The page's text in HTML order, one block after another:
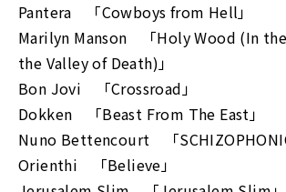
Pantera 「Cowboys from Hell」
Marilyn Manson 「Holy Wood (In
the Valley of Death)」
Bon Jovi 「Crossroad」
Dokken 「Beast From The East」
Nuno Bettencourt 「
Orienthi 「Believe」